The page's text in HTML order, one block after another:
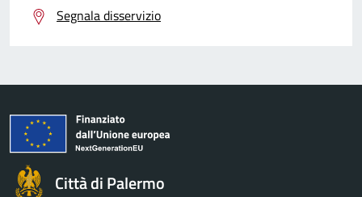
Segnala disservizio
Città di Palermo